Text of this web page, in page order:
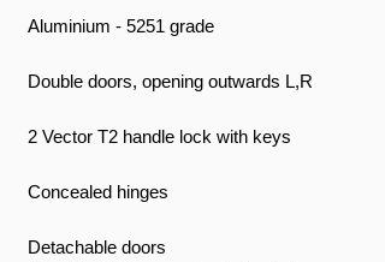
Aluminium - 5251 grade
Double doors, opening outwards L,R
2 Vector T2 handle lock with keys
Concealed hinges
Detachable doors